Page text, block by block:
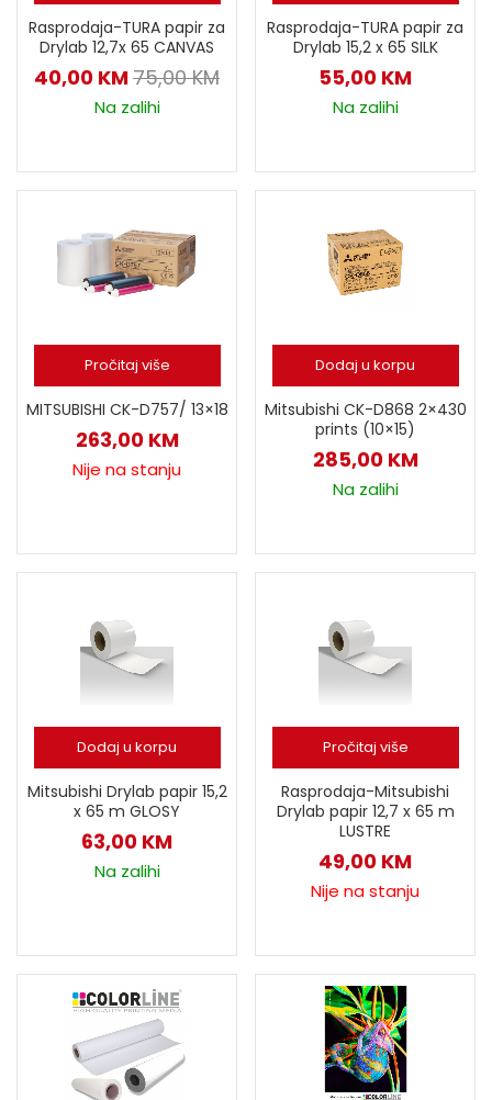
Rasprodaja-TURA papir za
Drylab 12,7x 65 CANVAS
40,00 KM75,00KM
Na zalihi
Rasprodaja-TURA papir za
Drylab 15,2 x 65 SILK
55,00 KM
Na zalihi
Pročitaj više
MITSUBISHI CK-D757/ 13×18
263,00 KM
Nije na stanju
Dodaj u korpu
Mitsubishi CK-D868 2×430
prints (10×15)
285,00 KM
Na zalihi
Dodaj u korpu
Mitsubishi Drylab papir 15,2
x 65 m GLOSY
63,00 KM
Na zalihi
Pročitaj više
Rasprodaja-Mitsubishi
Drylab papir 12,7 x 65 m
LUSTRE
49,00 KM
Nije na stanju